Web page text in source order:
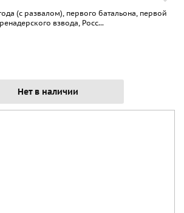
(с развалом), первого батальона, первой
взвода, Росс...
Нет в наличии